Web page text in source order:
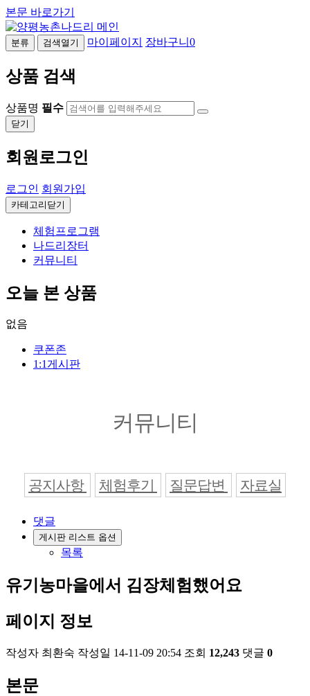
본문 바로가기
분류 검색열기 마이페이지 장바구니 0
상품 검색
상품명 필수
닫기
회원로그인
로그인 회원가입
카테고리닫기
체험프로그램
나드리장터
커뮤니티
오늘 본 상품
없음
쿠폰존
1:1게시판
커뮤니티
공지사항 체험후기 질문답변 자료실
댓글
게시판 리스트 옵션
목록
유기농마을에서 김장체험했어요
페이지 정보
작성자 최환숙 작성일 14-11-09 20:54 조회 12,243 댓글 0
본문